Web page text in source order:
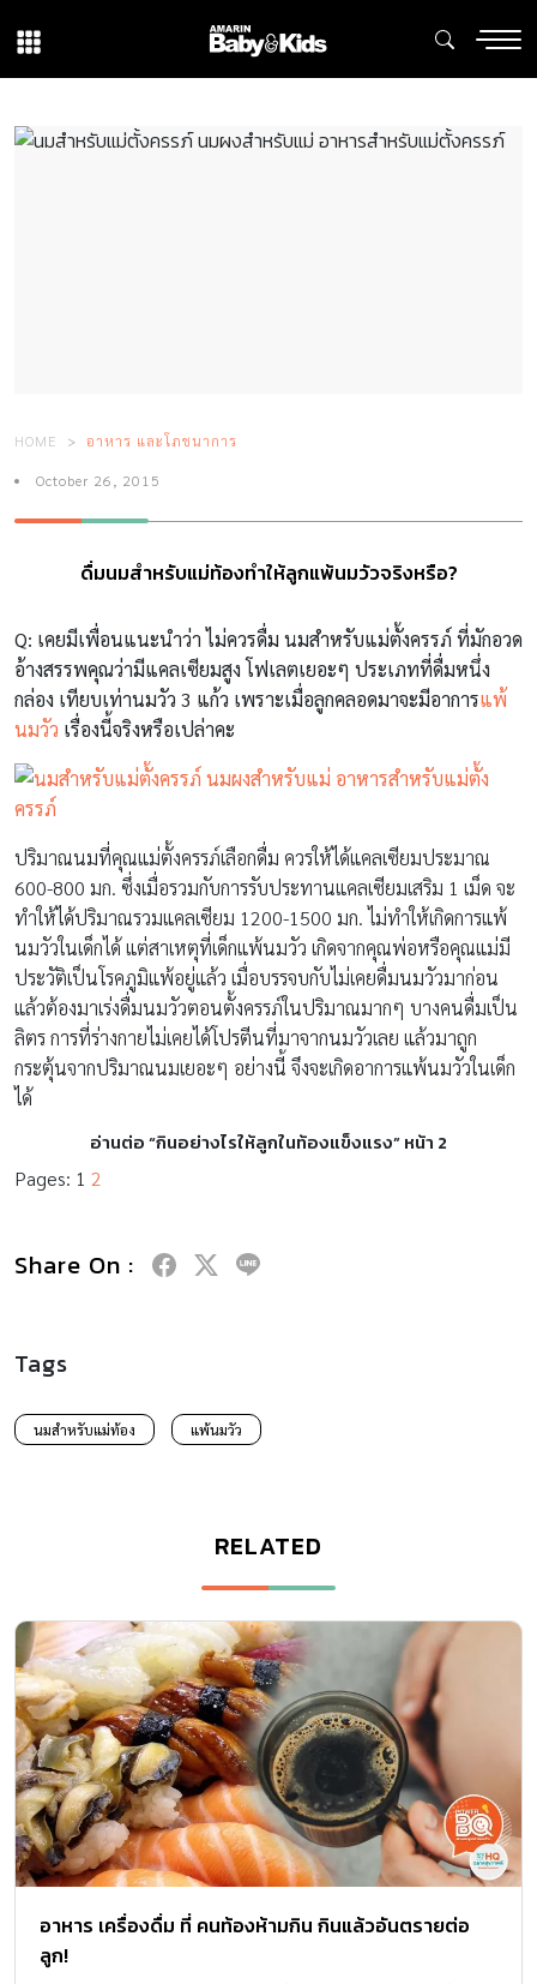
HOME อาหาร และโภชนาการ
October 26, 2015
ดื่มนมสำหรับแม่ท้องทำให้ลูกแพ้นมวัวจริงหรือ?
Q: เคยมีเพื่อนแนะนำว่า ไม่ควรดื่ม นมสำหรับแม่ตั้งครรภ์ ที่มักอวด
อ้างสรรพคุณว่ามีแคลเซียมสูง โฟเลตเยอะๆ ประเภทที่ดื่มหนึ่ง
กล่อง เทียบเท่านมวัว 3 แก้ว เพราะเมื่อลูกคลอดมาจะมีอาการแพ้
นมวัว เรื่องนี้จริงหรือเปล่าคะ
ปริมาณนมที่คุณแม่ตั้งครรภ์เลือกดื่ม ควรให้ได้แคลเซียมประมาณ
600-800 มก. ซึ่งเมื่อรวมกับการรับประทานแคลเซียมเสริม 1 เม็ด จะ
ทำให้ได้ปริมาณรวมแคลเซียม 1200-1500 มก. ไม่ทำให้เกิดการแพ้
นมวัวในเด็กได้ แต่สาเหตุที่เด็กแพ้นมวัว เกิดจากคุณพ่อหรือคุณแม่มี
ประวัติเป็นโรคภูมิแพ้อยู่แล้ว เมื่อบรรจบกับไม่เคยดื่มนมวัวมาก่อน
แล้วต้องมาเร่งดื่มนมวัวตอนตั้งครรภ์ในปริมาณมากๆ บางคนดื่มเป็น
ลิตร การที่ร่างกายไม่เคยได้โปรตีนที่มาจากนมวัวเลย แล้วมาถูก
กระตุ้นจากปริมาณนมเยอะๆ อย่างนี้ จึงจะเกิดอาการแพ้นมวัวในเด็ก
ได้
อ่านต่อ “กินอย่างไรให้ลูกในท้องแข็งแรง” หน้า 2
Pages: 1 2
Share On :
Tags
นมสำหรับแม่ท้อง แพ้นมวัว
RELATED
อาหาร เครื่องดื่ม ที่ คนท้องห้ามกิน กินแล้วอันตรายต่อ
ลูก!